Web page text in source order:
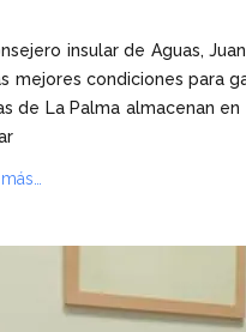
insular de Aguas,
mejores condiciones para
de La Palma almacenan